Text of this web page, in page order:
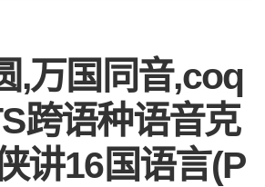
,万国同音,coq
跨语种语音克
讲16国语言(P